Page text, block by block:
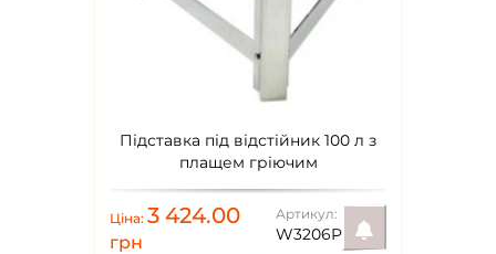
Підставка під відстійник 100 л з
плащем гріючим
Ціна: 3 424.00
грн
Артикул:
W3206P